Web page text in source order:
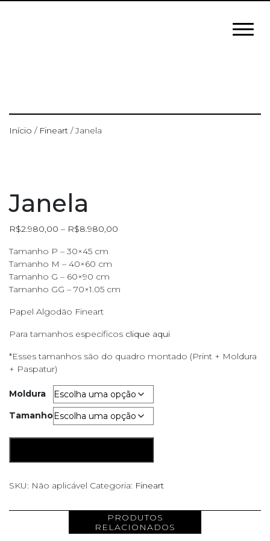
Início / Fineart / Janela
Janela
R$2.980,00 – R$8.980,00
Tamanho P – 30×45 cm
Tamanho M – 40×60 cm
Tamanho G – 60×90 cm
Tamanho GG – 70×1.05 cm
Papel Algodão Fineart
Para tamanhos especificos clique aqui
*Esses tamanhos são do quadro montado (Print + Moldura
+ Paspatur)
Moldura
Tamanho
SKU: Não aplicável Categoria: Fineart
PRODUTOS
RELACIONADOS